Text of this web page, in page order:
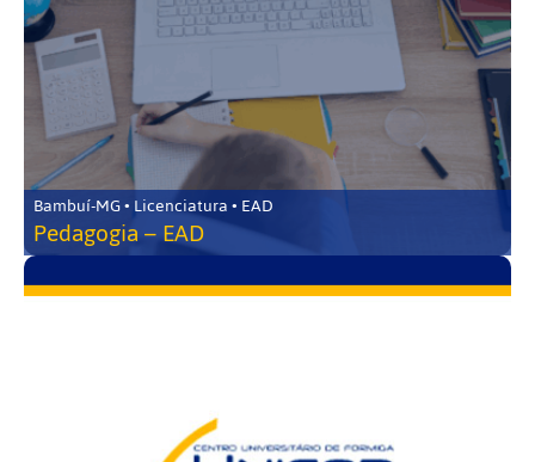
Bambuí-MG • Licenciatura • EAD
Pedagogia – EAD